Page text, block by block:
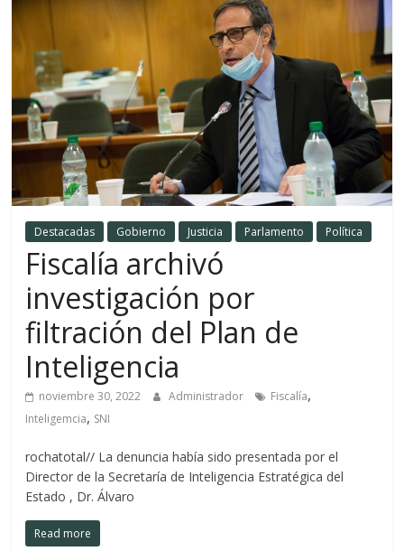
Destacadas Gobierno Justicia Parlamento Política
Fiscalía archivó
investigación por
filtración del Plan de
Inteligencia
noviembre 30, 2022 Administrador Fiscalía,
Inteligemcia, SNI
rochatotal// La denuncia había sido presentada por el
Director de la Secretaría de Inteligencia Estratégica del
Estado , Dr. Álvaro
Read more